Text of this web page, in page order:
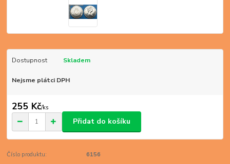
Dostupnost Skladem
Nejsme plátci DPH
255 Kč/ks
Přidat do košíku
Číslo produktu: 6156